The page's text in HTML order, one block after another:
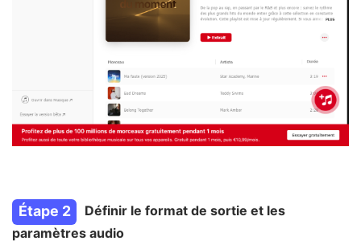
Étape 2
Définir le format de sortie et les
paramètres audio